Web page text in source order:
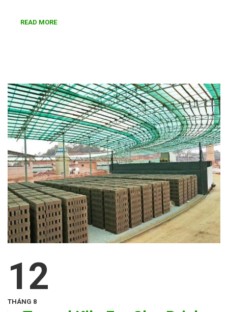
READ MORE
12
THÁNG 8